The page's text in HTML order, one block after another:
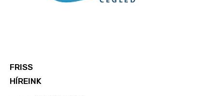
FRISS
HÍREINK